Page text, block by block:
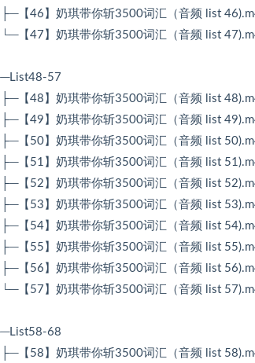
【46】奶琪带你斩3500词汇（音频 list
【47】奶琪带你斩3500词汇（音频 list
57
【48】奶琪带你斩3500词汇（音频 list
【49】奶琪带你斩3500词汇（音频 list
【50】奶琪带你斩3500词汇（音频 list
【51】奶琪带你斩3500词汇（音频 list
【52】奶琪带你斩3500词汇（音频 list
【53】奶琪带你斩3500词汇（音频 list
【54】奶琪带你斩3500词汇（音频 list
【55】奶琪带你斩3500词汇（音频 list
【56】奶琪带你斩3500词汇（音频 list
【57】奶琪带你斩3500词汇（音频 list
68
【58】奶琪带你斩3500词汇（音频 list